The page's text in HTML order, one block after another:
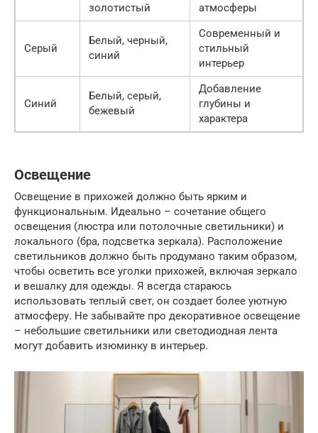
золотистый
атмосферы
Серый
Белый, черный,
синий
Современный и
стильный
интерьер
Синий
Белый, серый,
бежевый
Добавление
глубины и
характера
Освещение
Освещение в прихожей должно быть ярким и
функциональным. Идеально – сочетание общего
освещения (люстра или потолочные светильники) и
локального (бра, подсветка зеркала). Расположение
светильников должно быть продумано таким образом,
чтобы осветить все уголки прихожей, включая зеркало
и вешалку для одежды. Я всегда стараюсь
использовать теплый свет, он создает более уютную
атмосферу. Не забывайте про декоративное освещение
– небольшие светильники или светодиодная лента
могут добавить изюминку в интерьер.